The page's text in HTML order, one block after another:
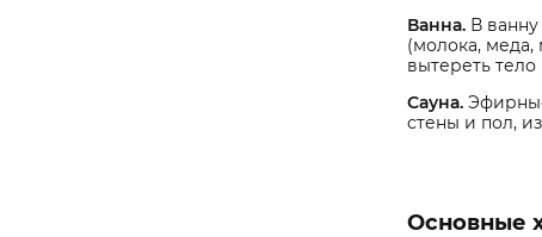
Ванна. В
(молока,
вытереть
Сауна.
стены и пол,
Основные